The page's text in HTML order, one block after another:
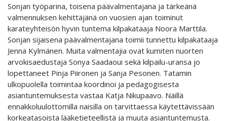
Sonjan työparina, toisena päävalmentajana ja tärkeänä
valmennuksen kehittäjänä on vuosien ajan toiminut
karateyhteisön hyvin tuntema kilpakataaja Noora Marttila.
Sonjan sijaisena päävalmentajana toimii tunnettu kilpakataaja
Jenna Kylmänen. Muita valmentajia ovat kumiten nuorten
arvokisaedustaja Sonya Saadaoui sekä kilpailu-uransa jo
lopettaneet Pinja Piironen ja Sanja Pesonen. Tatamin
ulkopuolella toimintaa koordinoi ja pedagogisesta
asiantuntemuksesta vastaa Katja Nikupaavo. Näillä
ennakkoluulottomilla naisilla on tarvittaessa käytettävissään
korkeatasoista lääketieteellistä ja muuta asiantuntemusta.